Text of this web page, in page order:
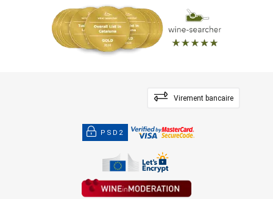
Virement bancaire
PSD2